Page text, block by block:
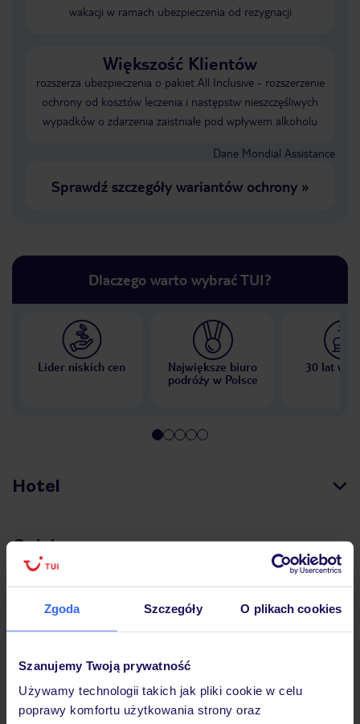
Zgoda Szczegóły O plikach cookies
Szanujemy Twoją prywatność
Używamy technologii takich jak pliki cookie w celu
poprawy komfortu użytkowania strony oraz
wakacji w ramach ubezpieczenia od rezygnacji
Większość Klientów
rozszerza ubezpieczenia o pakiet All Inclusive - rozszerzenie
ochrony od kosztów leczenia i następstw nieszczęśliwych
wypadków o zdarzenia zaistniałe pod wpływem alkoholu
Dane Mondial Assistance
Sprawdź szczegóły wariantów ochrony»
Dlaczego warto wybrać TUI?
Lider niskich cen
Największe biuro
podróży w Polsce
30 lat w
Hotel
Opinie
Pokoje
Wyżywienie